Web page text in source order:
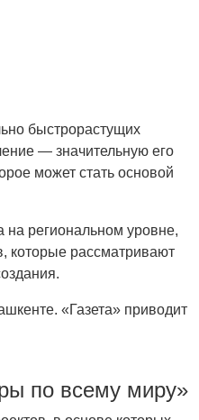
быстрорастущих
— значительную его
может стать основой
на региональном уровне,
которые рассматривают
«Газета» приводит
по всему миру»